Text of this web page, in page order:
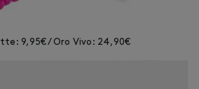
9,95€ / Oro Vivo: 24,90€